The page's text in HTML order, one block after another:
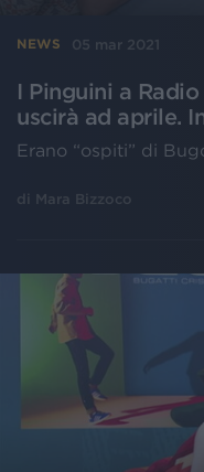
NEWS 05 mar 2021
I Pinguini a
uscirà ad aprile.
Erano “ospiti” di
di Mara Bizzoco